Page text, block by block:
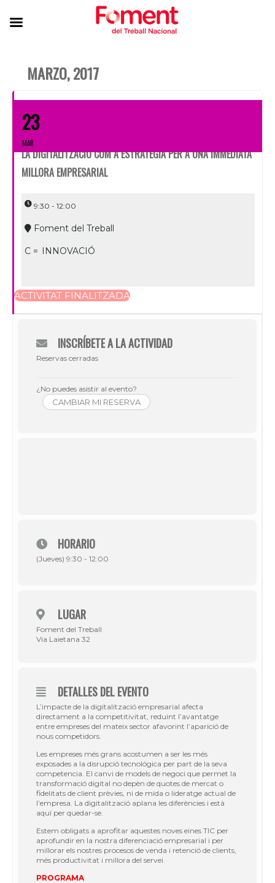
MARZO, 2017
23
MAR
LA DIGITALITZACIÓ COM A ESTRATÈGIA PER A UNA IMMEDIATA
MILLORA EMPRESARIAL
9:30 - 12:00
Foment del Treball
C = INNOVACIÓ
ACTIVITAT FINALITZADA
INSCRÍBETE A LA ACTIVIDAD
Reservas cerradas
¿No puedes asistir al evento?
CAMBIAR MI RESERVA
HORARIO
(Jueves) 9:30 - 12:00
LUGAR
Foment del Treball
Via Laietana 32
DETALLES DEL EVENTO
L’impacte de la digitalització empresarial afecta
directament a la competitivitat, reduint l’avantatge
entre empreses del mateix sector afavorint l’aparició de
nous competidors.
Les empreses més grans acostumen a ser les més
exposades a la disrupció tecnológica per part de la seva
competencia. El canvi de models de negoci que permet la
transformació digital no depèn de quotes de mercat o
fidelitats de client prèvies, ni de mida o lideratge actual de
l’empresa. La digitalització aplana les diferències i està
aquí per quedar-se.
Estem obligats a aprofitar aquestes noves eines TIC per
aprofundir en la nostra diferenciació empresarial i per
millorar els nostres procesos de venda i retenció de clients,
més productivitat i millora del servei.
PROGRAMA